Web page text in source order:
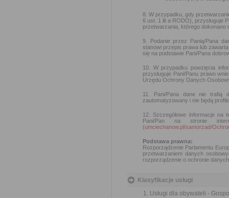
8. W przypadku, gdy
6 ust. 1 lit a RODO), przysługuje
przetwarzania, którego dokonano
9. Podanie przez Panią/Pana
stanowi przepis prawa lub
się na podstawie Pani/Pana
10. W przypadku powzięcia
przysługuje Pani/Panu prawo
Urzędu Ochrony Danych
11. Pani/Pana dane nie trafią
zautomatyzowany i nie będą
12. Szczegółowe informacje na
Pani/Pan na stronie
(umciechanow.pl/samorzad/
Podstawa prawna:
Rozporządzenie Parlamentu
przetwarzaniem danych
rozporządzenie o ochronie
Klasyfikacje usługi
Usługi dla obywateli -